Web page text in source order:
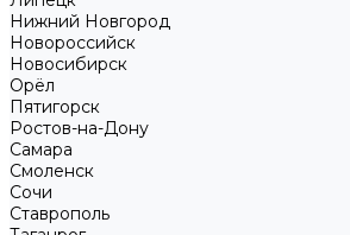
Нижний Новгород
Новороссийск
Новосибирск
Орёл
Пятигорск
Ростов-на-Дону
Самара
Смоленск
Сочи
Ставрополь